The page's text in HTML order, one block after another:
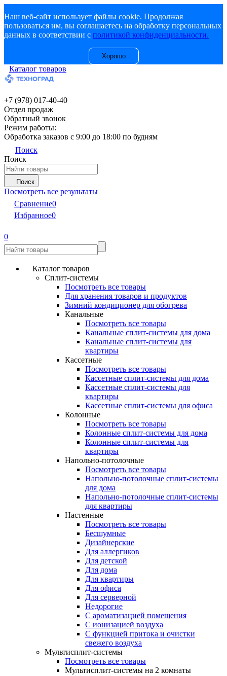
Наш веб-сайт использует файлы cookie. Продолжая
пользоваться им, вы соглашаетесь на обработку персональных
данных в соответствии с политикой конфиденциальности.
Хорошо
Каталог товаров
+7 (978) 017-40-40
Отдел продаж
Обратный звонок
Режим работы:
Обработка заказов с 9:00 до 18:00 по будням
Поиск
Поиск
Поиск
Посмотреть все результаты
Сравнение0
Избранное0
0
Каталог товаров
Сплит-системы
Посмотреть все товары
Для хранения товаров и продуктов
Зимний кондиционер для обогрева
Канальные
Посмотреть все товары
Канальные сплит-системы для дома
Канальные сплит-системы для
квартиры
Кассетные
Посмотреть все товары
Кассетные сплит-системы для дома
Кассетные сплит-системы для
квартиры
Кассетные сплит-системы для офиса
Колонные
Посмотреть все товары
Колонные сплит-системы для дома
Колонные сплит-системы для
квартиры
Напольно-потолочные
Посмотреть все товары
Напольно-потолочные сплит-системы
для дома
Напольно-потолочные сплит-системы
для квартиры
Настенные
Посмотреть все товары
Бесшумные
Дизайнерские
Для аллергиков
Для детской
Для дома
Для квартиры
Для офиса
Для серверной
Недорогие
С ароматизацией помещения
С ионизацией воздуха
С функцией притока и очистки
свежего воздуха
Мультисплит-системы
Посмотреть все товары
Мультисплит-системы на 2 комнаты